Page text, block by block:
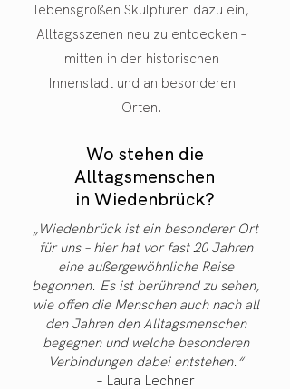
lebensgroßen Skulpturen dazu ein,
Alltagsszenen neu zu entdecken –
mitten in der historischen
Innenstadt und an besonderen
Orten.
Wo stehen die
Alltagsmenschen
in Wiedenbrück?
„Wiedenbrück ist ein besonderer Ort
für uns – hier hat vor fast 20 Jahren
eine außergewöhnliche Reise
begonnen. Es ist berührend zu sehen,
wie offen die Menschen auch nach all
den Jahren den Alltagsmenschen
begegnen und welche besonderen
Verbindungen dabei entstehen.“
– Laura Lechner